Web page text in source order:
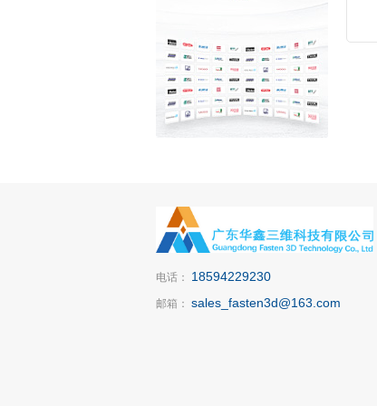
电话： 18594229230
邮箱： sales_fasten3d@163.com